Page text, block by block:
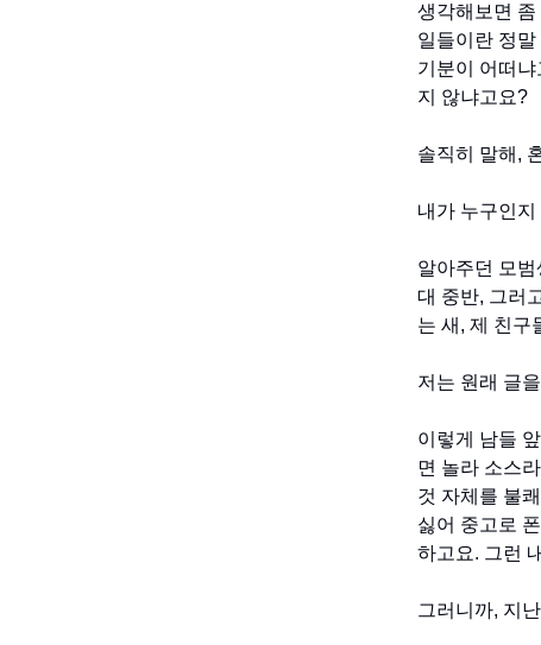
생각해보면 좀
일들이란 정
기분이 어떠
지 않냐고요?
솔직히 말해,
내가 누구인
알아주던 모
대 중반, 그러
는 새, 제 친구
저는 원래 글
이렇게 남들
면 놀라 소스
것 자체를 불
싫어 중고로
하고요. 그런
그러니까, 지